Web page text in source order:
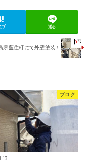
ブ 送る
県藍住町にて外壁塗装！
ブログ